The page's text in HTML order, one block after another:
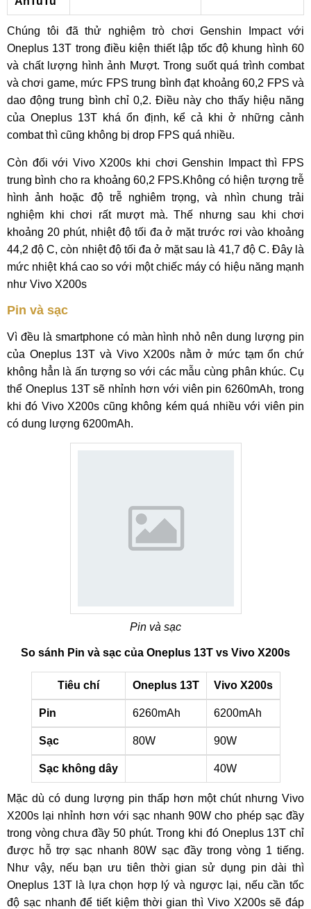
Chúng tôi đã thử nghiệm trò chơi Genshin Impact với
Oneplus 13T trong điều kiện thiết lập tốc độ khung hình 60
và chất lượng hình ảnh Mượt. Trong suốt quá trình combat
và chơi game, mức FPS trung bình đạt khoảng 60,2 FPS và
dao động trung bình chỉ 0,2. Điều này cho thấy hiệu năng
của Oneplus 13T khá ổn định, kể cả khi ở những cảnh
combat thì cũng không bị drop FPS quá nhiều.
Còn đối với Vivo X200s khi chơi Genshin Impact thì FPS
trung bình cho ra khoảng 60,2 FPS.Không có hiện tượng trễ
hình ảnh hoặc độ trễ nghiêm trọng, và nhìn chung trải
nghiệm khi chơi rất mượt mà. Thế nhưng sau khi chơi
khoảng 20 phút, nhiệt độ tối đa ở mặt trước rơi vào khoảng
44,2 độ C, còn nhiệt độ tối đa ở mặt sau là 41,7 độ C. Đây là
mức nhiệt khá cao so với một chiếc máy có hiệu năng mạnh
như Vivo X200s
Pin và sạc
Vì đều là smartphone có màn hình nhỏ nên dung lượng pin
của Oneplus 13T và Vivo X200s nằm ở mức tạm ổn chứ
không hẳn là ấn tượng so với các mẫu cùng phân khúc. Cụ
thể Oneplus 13T sẽ nhỉnh hơn với viên pin 6260mAh, trong
khi đó Vivo X200s cũng không kém quá nhiều với viên pin
có dung lượng 6200mAh.
Pin và sạc
So sánh Pin và sạc của Oneplus 13T vs Vivo X200s
Tiêu chí Oneplus 13T Vivo X200s
Pin 6260mAh 6200mAh
Sạc 80W 90W
Sạc không dây 40W
Mặc dù có dung lượng pin thấp hơn một chút nhưng Vivo
X200s lại nhỉnh hơn với sạc nhanh 90W cho phép sạc đầy
trong vòng chưa đầy 50 phút. Trong khi đó Oneplus 13T chỉ
được hỗ trợ sạc nhanh 80W sạc đầy trong vòng 1 tiếng.
Như vậy, nếu bạn ưu tiên thời gian sử dụng pin dài thì
Oneplus 13T là lựa chọn hợp lý và ngược lại, nếu cần tốc
độ sạc nhanh để tiết kiệm thời gian thì Vivo X200s sẽ đáp